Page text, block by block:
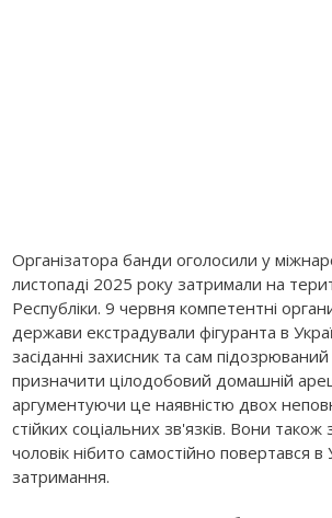
Організатора банди оголосили у
листопаді 2025 року затримали на
Республіки. 9 червня компетентні
держави екстрадували фігуранта в
засіданні захисник та сам
призначити цілодобовий домашній
аргументуючи це наявністю двох
стійких соціальних зв'язків. Вони
чоловік нібито самостійно повертався
затримання.